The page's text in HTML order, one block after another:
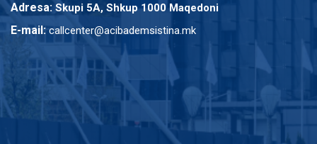
Adresa: Skupi 5A, Shkup 1000 Maqedoni
E-mail: callcenter@acibademsistina.mk